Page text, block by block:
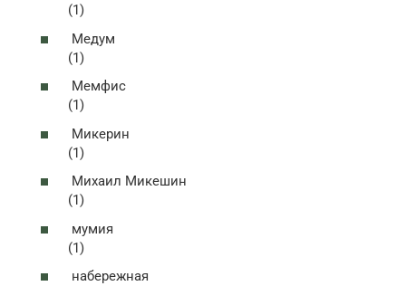
(1)
Медум
(1)
Мемфис
(1)
Микерин
(1)
Михаил Микешин
(1)
мумия
(1)
набережная